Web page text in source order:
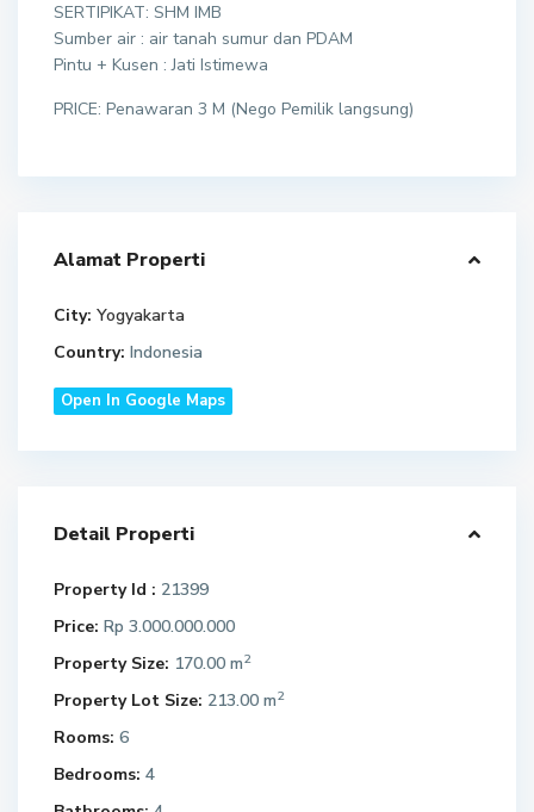
SERTIPIKAT: SHM IMB
Sumber air : air tanah sumur dan PDAM
Pintu + Kusen : Jati Istimewa
PRICE: Penawaran 3 M (Nego Pemilik langsung)
Alamat Properti
City: Yogyakarta
Country: Indonesia
Open In Google Maps
Detail Properti
Property Id : 21399
Price: Rp 3.000.000.000
Property Size: 170.00 m2
Property Lot Size: 213.00 m2
Rooms: 6
Bedrooms: 4